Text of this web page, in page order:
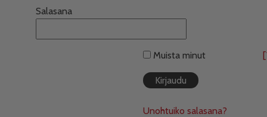
Salasana
Muista minut
Unohtuiko salasana?